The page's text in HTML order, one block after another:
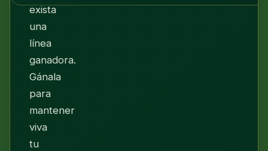
exista
una
línea
ganadora.
Gánala
para
mantener
viva
tu